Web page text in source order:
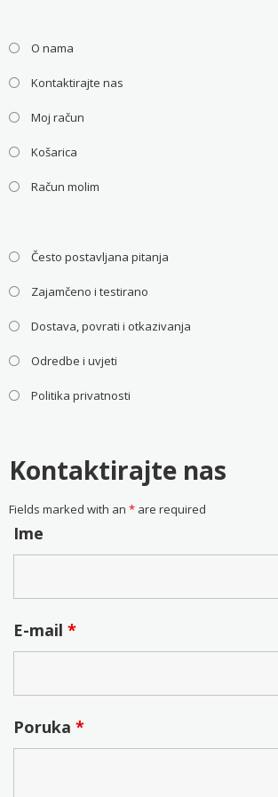
O nama
Kontaktirajte nas
Moj račun
Košarica
Račun molim
Često postavljana pitanja
Zajamčeno i testirano
Dostava, povrati i otkazivanja
Odredbe i uvjeti
Politika privatnosti
Kontaktirajte nas
Fields marked with an *are required
Ime
E-mail *
Poruka *